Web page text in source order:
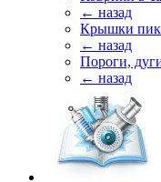
← назад
Крышки
← назад
Пороги,
← назад